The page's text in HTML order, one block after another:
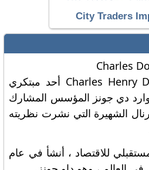
يعتبر Charles Henry DOW (1850-1902) أحد مبتكري
دي جونز المؤسس المشارك
الشهيرة التي نشرت نظريته
للاقتصاد ، أنشأ في عام